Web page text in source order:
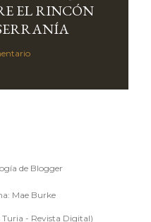
EL RINCÓN
de Blogger
Mae Burke
Turia - Revista Digital)